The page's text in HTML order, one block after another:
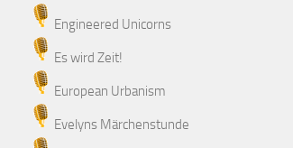
Engineered Unicorns
Es wird Zeit!
European Urbanism
Evelyns Märchenstunde